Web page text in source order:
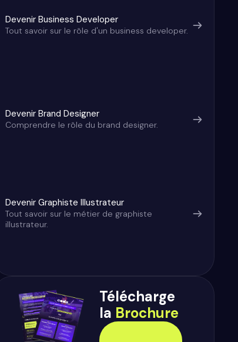
Devenir Business Developer
Tout savoir sur le rôle d'un business developer.
Devenir Brand Designer
Comprendre le rôle du brand designer.
Devenir Graphiste Illustrateur
Tout savoir sur le métier de graphiste
illustrateur.
Télécharge
la Brochure